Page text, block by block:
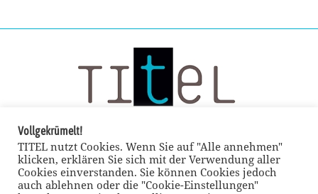
Vollgekrümelt!
TITEL nutzt Cookies. Wenn Sie auf "Alle annehmen"
klicken, erklären Sie sich mit der Verwendung aller
Cookies einverstanden. Sie können Cookies jedoch
auch ablehnen oder die "Cookie-Einstellungen"